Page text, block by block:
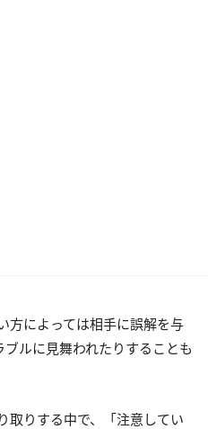
方によっては相手に誤解を与
ルに見舞われたりすることも
取りする中で、「注意してい